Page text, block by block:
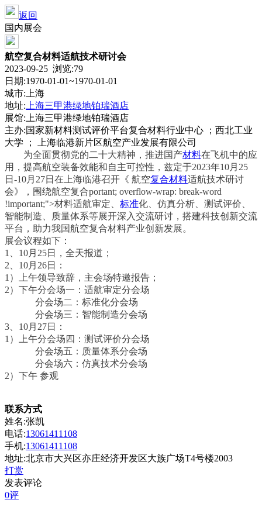
返回
国内展会
航空复合材料适航技术研讨会
2023-09-25 浏览:79
日期:1970-01-01~1970-01-01
城市:上海
地址: 上海三甲港绿地铂瑞酒店
展馆:上海三甲港绿地铂瑞酒店
主办:国家新材料测试评价平台复合材料行业中心 ；西北工业
大学 ； 上海临港新片区航空产业发展有限公司
为全面贯彻党的二十大精神，推进国产材料在飞机中的应
用，提高航空装备效能和自主可控性，兹定于2023年10月25
日-10月27日在上海临港召开《 航空复合材料适航技术研讨
会》，围绕航空复合portant; overflow-wrap: break-word
!important;">材料适航审定、 标准化、仿真分析、测试评价、
智能制造、质量体系等展开深入交流研讨，搭建科技创新交流
平台，助力我国航空复合材料产业创新发展。
展会议程如下：
1、10月25日，全天报道；
2、10月26日：
1）上午领导致辞，主会场特邀报告；
2）下午分会场一：适航审定分会场
分会场二：标准化分会场
分会场三：智能制造分会场
3、10月27日：
1）上午分会场四：测试评价分会场
分会场五：质量体系分会场
分会场六：仿真技术分会场
2）下午 参观
联系方式
姓名:张凯
电话:13061411108
手机:13061411108
地址:北京市大兴区亦庄经济开发区大族广场T4号楼2003
打赏
发表评论
0评